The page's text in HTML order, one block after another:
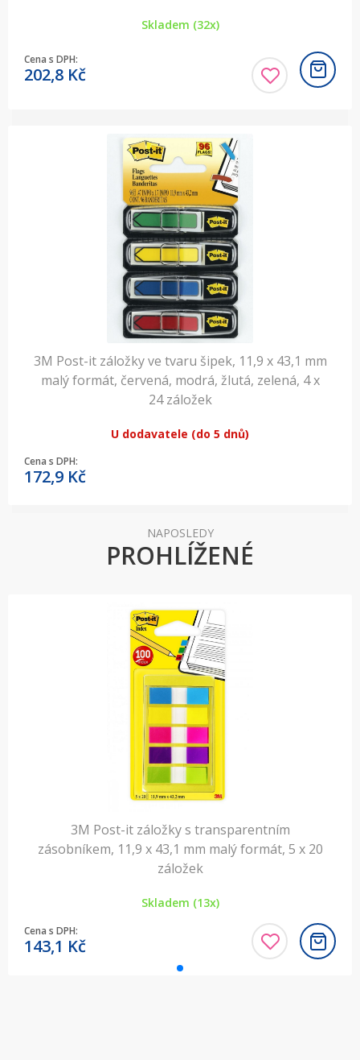
Skladem (32x)
Cena s DPH:
202,8 Kč
3M Post-it záložky ve tvaru šipek, 11,9 x 43,1 mm
malý formát, červená, modrá, žlutá, zelená, 4 x
24 záložek
U dodavatele (do 5 dnů)
Cena s DPH:
172,9 Kč
NAPOSLEDY
PROHLÍŽENÉ
3M Post-it záložky s transparentním
zásobníkem, 11,9 x 43,1 mm malý formát, 5 x 20
záložek
Skladem (13x)
Cena s DPH:
143,1 Kč